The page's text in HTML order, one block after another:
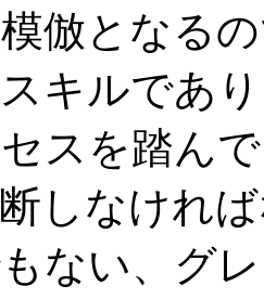
倣となる
キルであ
スを踏ん
しなけれ
ない、グ